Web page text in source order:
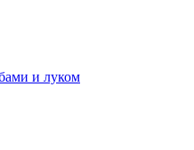
и луком